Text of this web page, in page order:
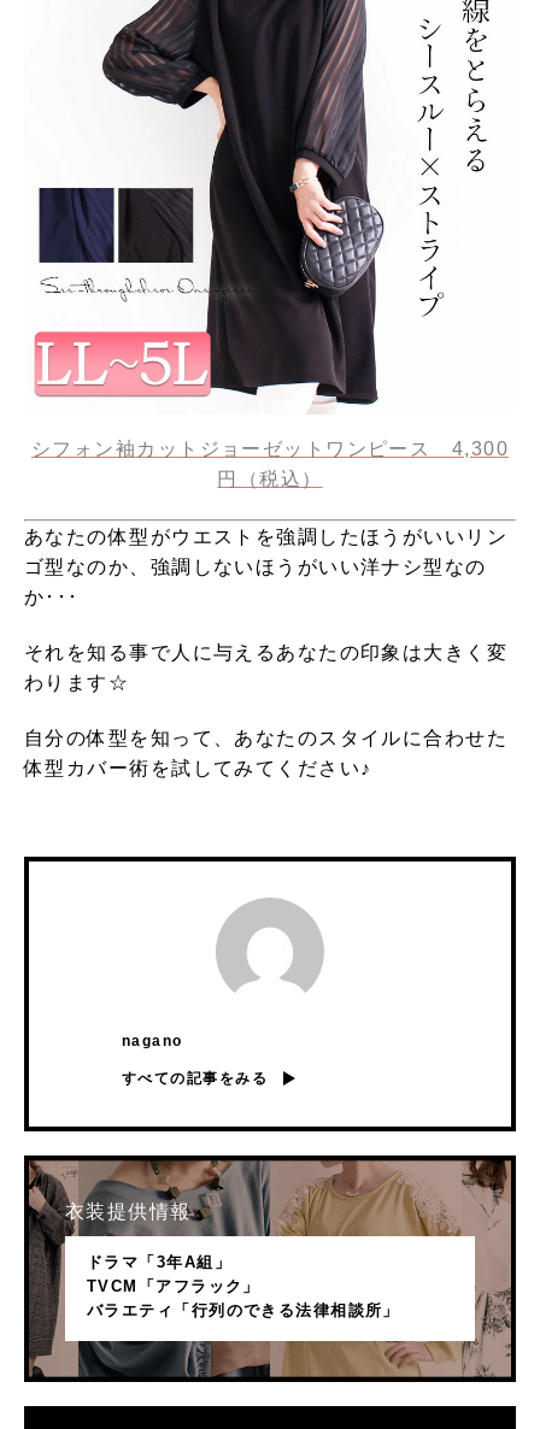
シフォン袖カットジョーゼットワンピース 4,300
円（税込）
あなたの体型がウエストを強調したほうがいいリン
ゴ型なのか、強調しないほうがいい洋ナシ型なの
か･･･
それを知る事で人に与えるあなたの印象は大きく変
わります☆
自分の体型を知って、あなたのスタイルに合わせた
体型カバー術を試してみてください♪
nagano
すべての記事をみる
衣装提供情報
ドラマ「3年A組」
TVCM「アフラック」
バラエティ「行列のできる法律相談所」